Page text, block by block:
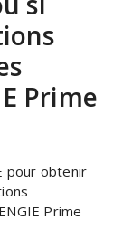
Prime
pour obtenir
Prime